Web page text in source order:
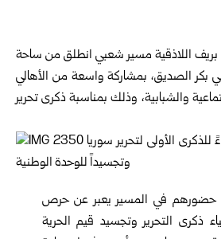
بريف اللاذقية مسير شعبي انطلق من ساحة
بكر الصديق، بمشاركة واسعة من الأهالي
والشبابية، وذلك بمناسبة ذكرى تحرير
حضورهم في المسير يعبر عن حرص
ذكرى التحرير وتجسيد قيم الحرية